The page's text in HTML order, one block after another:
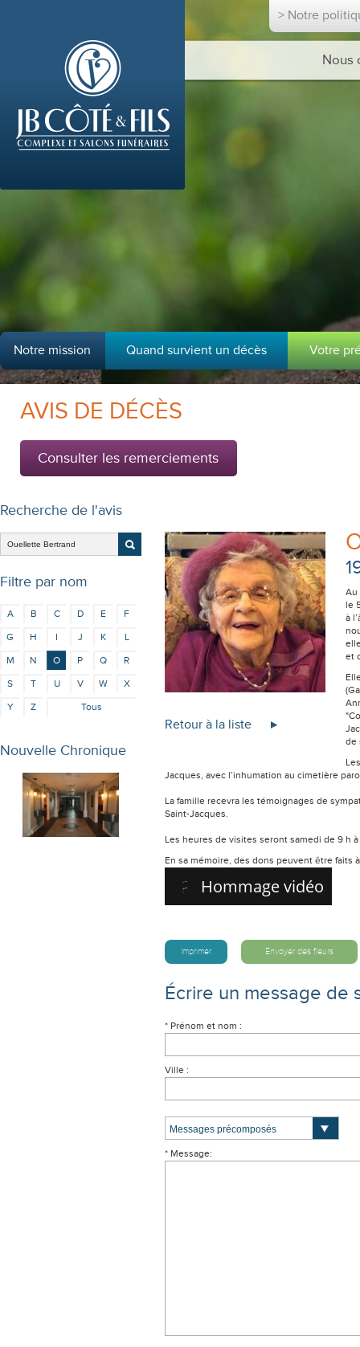
> Notre
Nous
Notre mission Quand survient un décès Votre
AVIS DE DÉCÈS
Consulter les remerciements
Recherche de l'avis
Filtre par nom
A B C D E
F
G
H I J K
L
M
N O P Q
R
S
T U V W
X
Y
Z Tous
Retour à la liste
Au
le
à
et
de
Jacques, avec l’inhumation au cimetière
La famille recevra les témoignages de
Saint-Jacques.
Les heures de visites seront samedi de 9 h
En sa mémoire, des dons peuvent être faits
Hommage vidéo
Imprimer Envoyer des fleurs
Écrire un message de
* Prénom et nom :
Ville :
* Message:
Nouvelle Chronique